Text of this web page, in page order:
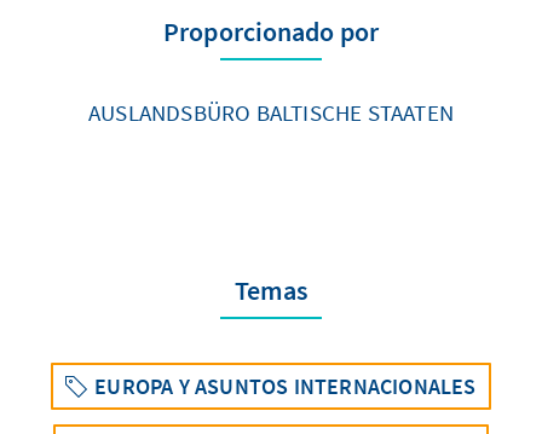
Proporcionado por
AUSLANDSBÜRO BALTISCHE STAATEN
Temas
EUROPA Y ASUNTOS INTERNACIONALES